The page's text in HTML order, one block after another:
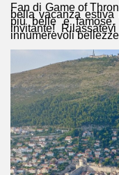
Fan di Game of
bella vacanza
più belle e
invitante!
innumerevoli